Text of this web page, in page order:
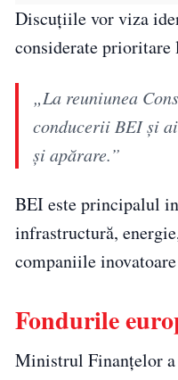
Discuțiile vor viza
considerate prioritare
„La reuniunea
conducerii BEI și
și apărare.”
BEI este principalul
infrastructură,
companiile
Fondurile
Ministrul Finanțelor